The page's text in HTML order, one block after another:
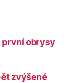
první obrysy
zvýšené